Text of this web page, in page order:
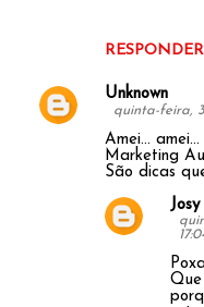
RESPONDER
Unknown
quinta-feira,
Amei...
Marketing
São dicas
Que